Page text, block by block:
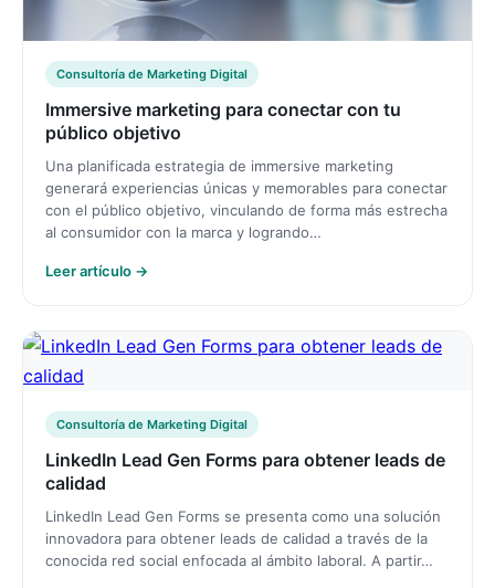
Consultoría de Marketing Digital
Immersive marketing para conectar con tu
público objetivo
Una planificada estrategia de immersive marketing
generará experiencias únicas y memorables para conectar
con el público objetivo, vinculando de forma más estrecha
al consumidor con la marca y logrando…
Leer artículo →
Consultoría de Marketing Digital
LinkedIn Lead Gen Forms para obtener leads de
calidad
LinkedIn Lead Gen Forms se presenta como una solución
innovadora para obtener leads de calidad a través de la
conocida red social enfocada al ámbito laboral. A partir…